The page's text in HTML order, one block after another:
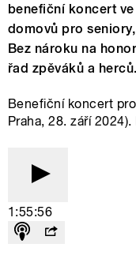
benefiční koncert
domovů pro
Bez nároku na
řad zpěváků a herců.
Benefiční koncert
Praha, 28. září
1:55:56